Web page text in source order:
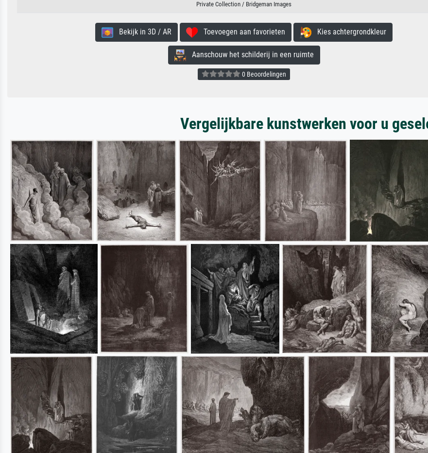
Private Collection / Bridgeman Images
Bekijk in 3D / AR Toevoegen aan favorieten Kies achtergrondkleur
Aanschouw het schilderij in een ruimte
0 Beoordelingen
Vergelijkbare kunstwerken voor u